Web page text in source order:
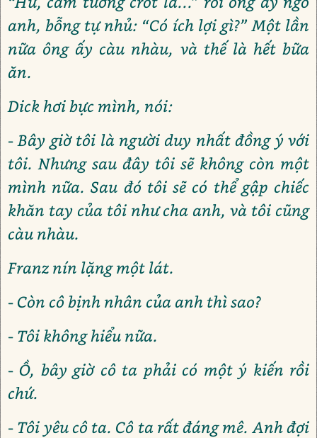
anh, bỗng tự nhủ: “Có ích lợi gì?” Một lần
nữa ông ấy càu nhàu, và thế là hết bữa
ăn.
Dick hơi bực mình, nói:
- Bây giờ tôi là người duy nhất đồng ý với
tôi. Nhưng sau đây tôi sẽ không còn một
mình nữa. Sau đó tôi sẽ có thể gập chiếc
khăn tay của tôi như cha anh, và tôi cũng
càu nhàu.
Franz nín lặng một lát.
- Còn cô bịnh nhân của anh thì sao?
- Tôi không hiểu nữa.
- Ồ, bây giờ cô ta phải có một ý kiến rồi
chứ.
- Tôi yêu cô ta. Cô ta rất đáng mê. Anh đợi